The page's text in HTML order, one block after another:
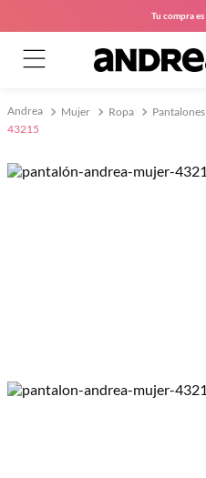
Tu compra es
Mujer Ropa Pantalones
43215